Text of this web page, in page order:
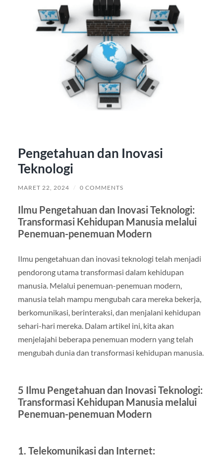
Pengetahuan dan Inovasi
Teknologi
MARET 22, 2024 / 0 COMMENTS
Ilmu Pengetahuan dan Inovasi Teknologi:
Transformasi Kehidupan Manusia melalui
Penemuan-penemuan Modern
Ilmu pengetahuan dan inovasi teknologi telah menjadi
pendorong utama transformasi dalam kehidupan
manusia. Melalui penemuan-penemuan modern,
manusia telah mampu mengubah cara mereka bekerja,
berkomunikasi, berinteraksi, dan menjalani kehidupan
sehari-hari mereka. Dalam artikel ini, kita akan
menjelajahi beberapa penemuan modern yang telah
mengubah dunia dan transformasi kehidupan manusia.
5 Ilmu Pengetahuan dan Inovasi Teknologi:
Transformasi Kehidupan Manusia melalui
Penemuan-penemuan Modern
1. Telekomunikasi dan Internet: